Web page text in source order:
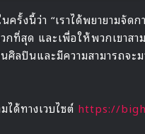
รั้งนี้ว่า “เราได้พยายามจัด
ที่สุด และเพื่อให้พวกเขาสา
ศิลปินและมีความสามารถจ
ได้ทางเวบไซต์ https://